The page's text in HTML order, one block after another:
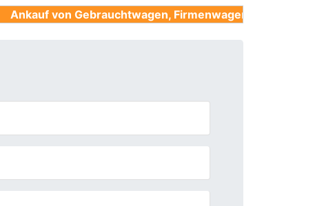
Gebrauchtwagen, Firmenwagen, Unfallwagen,